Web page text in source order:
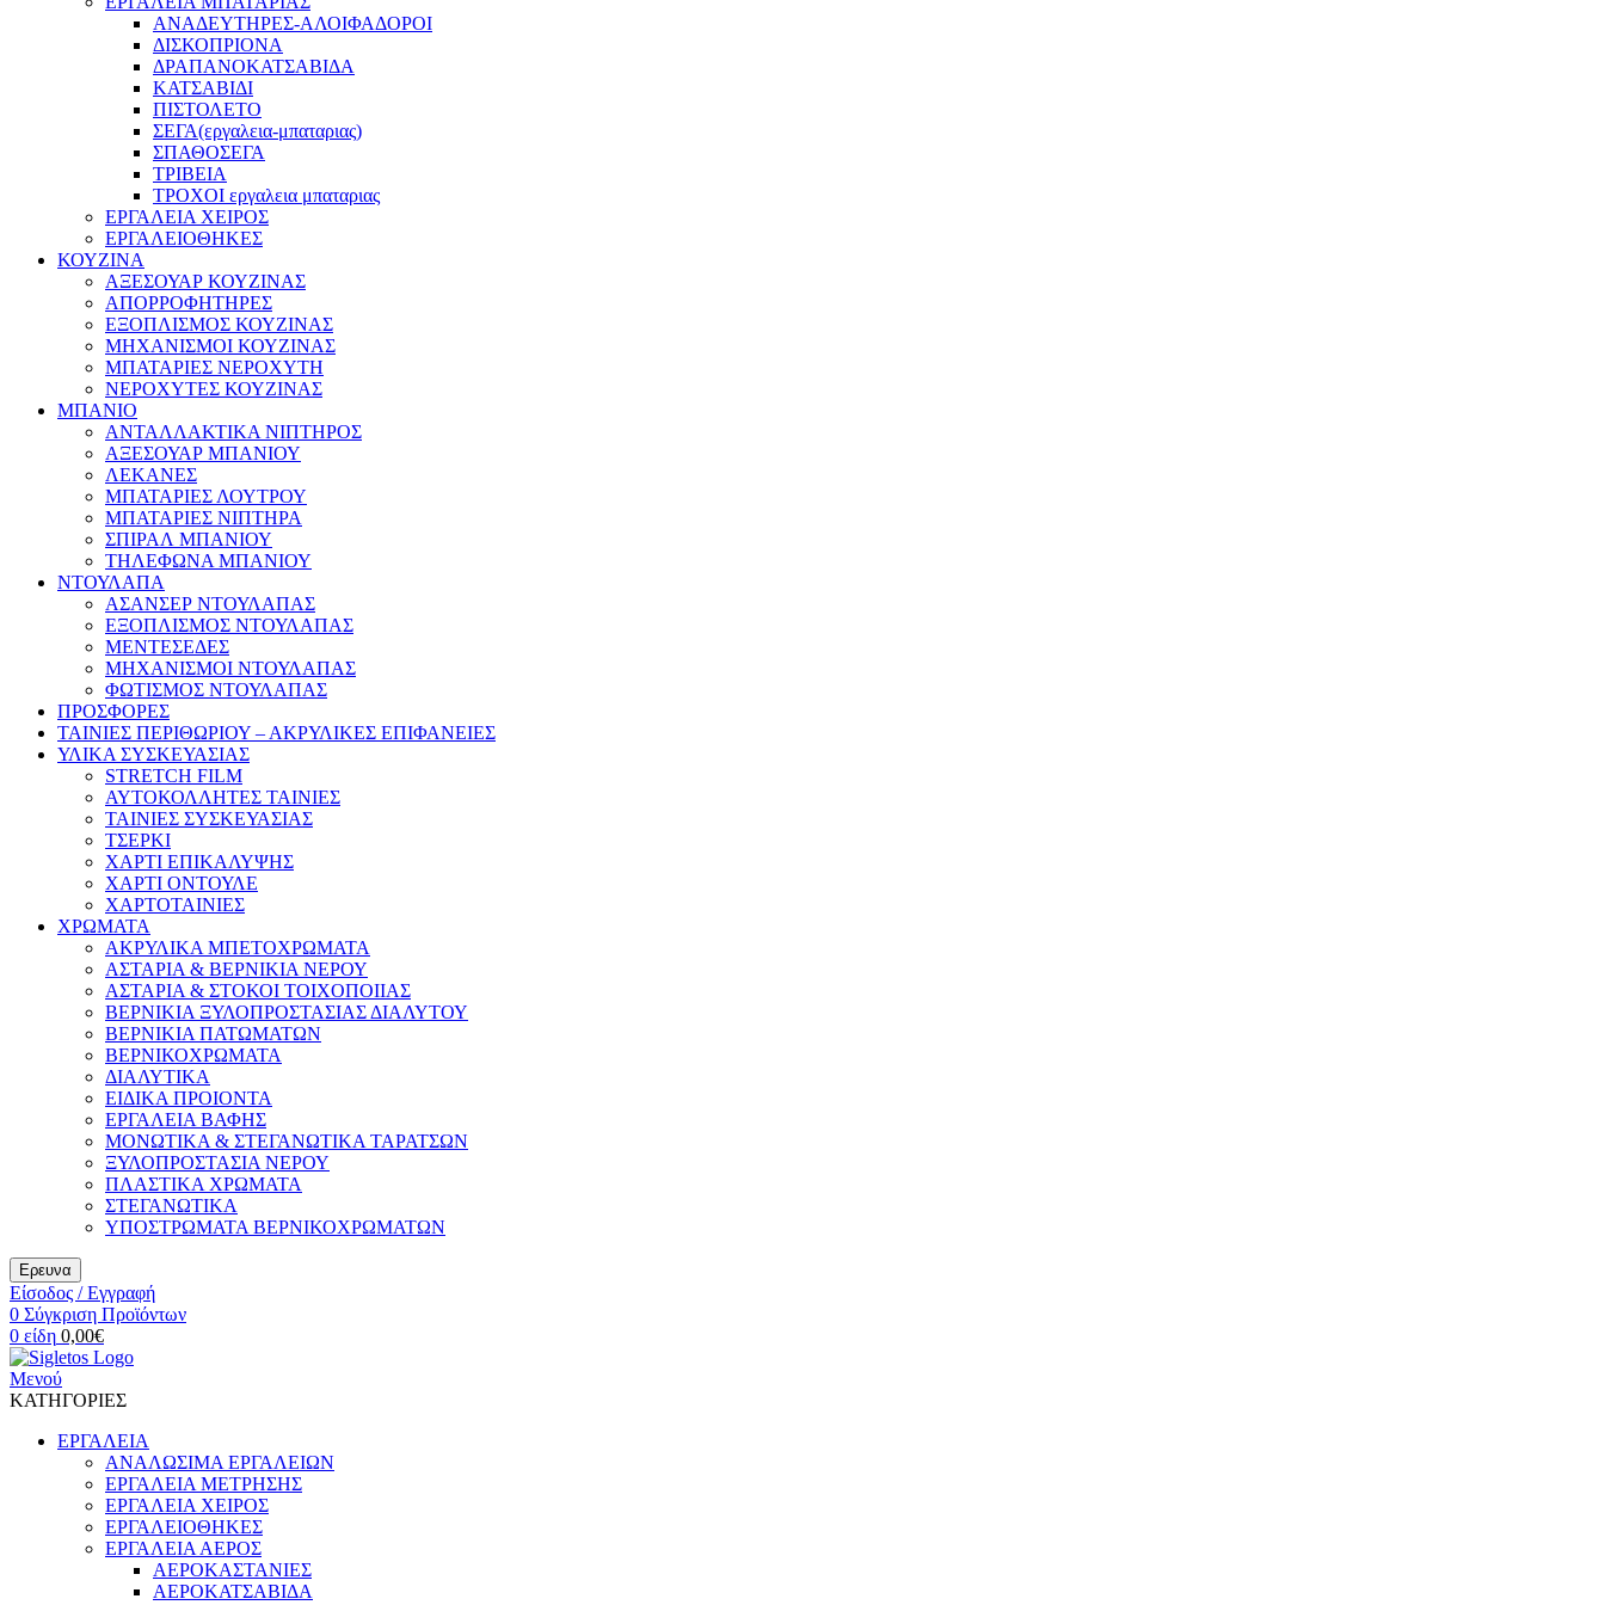
ΑΝΑΔΕΥΤΗΡΕΣ-ΑΛΟΙΦΑΔΟΡΟΙ
ΔΙΣΚΟΠΡΙΟΝΑ
ΔΡΑΠΑΝΟΚΑΤΣΑΒΙΔΑ
ΚΑΤΣΑΒΙΔΙ
ΠΙΣΤΟΛΕΤΟ
ΣΕΓΑ(εργαλεια-μπαταριας)
ΣΠΑΘΟΣΕΓΑ
ΤΡΙΒΕΙΑ
ΤΡΟΧΟΙ εργαλεια μπαταριας
ΕΡΓΑΛΕΙΑ ΧΕΙΡΟΣ
ΕΡΓΑΛΕΙΟΘΗΚΕΣ
ΚΟΥΖΙΝΑ
ΑΞΕΣΟΥΑΡ ΚΟΥΖΙΝΑΣ
ΑΠΟΡΡΟΦΗΤΗΡΕΣ
ΕΞΟΠΛΙΣΜΟΣ ΚΟΥΖΙΝΑΣ
ΜΗΧΑΝΙΣΜΟΙ ΚΟΥΖΙΝΑΣ
ΜΠΑΤΑΡΙΕΣ ΝΕΡΟΧΥΤΗ
ΝΕΡΟΧΥΤΕΣ ΚΟΥΖΙΝΑΣ
ΜΠΑΝΙΟ
ΑΝΤΑΛΛΑΚΤΙΚΑ ΝΙΠΤΗΡΟΣ
ΑΞΕΣΟΥΑΡ ΜΠΑΝΙΟΥ
ΛΕΚΑΝΕΣ
ΜΠΑΤΑΡΙΕΣ ΛΟΥΤΡΟΥ
ΜΠΑΤΑΡΙΕΣ ΝΙΠΤΗΡΑ
ΣΠΙΡΑΛ ΜΠΑΝΙΟΥ
ΤΗΛΕΦΩΝΑ ΜΠΑΝΙΟΥ
ΝΤΟΥΛΑΠΑ
ΑΣΑΝΣΕΡ ΝΤΟΥΛΑΠΑΣ
ΕΞΟΠΛΙΣΜΟΣ ΝΤΟΥΛΑΠΑΣ
ΜΕΝΤΕΣΕΔΕΣ
ΜΗΧΑΝΙΣΜΟΙ ΝΤΟΥΛΑΠΑΣ
ΦΩΤΙΣΜΟΣ ΝΤΟΥΛΑΠΑΣ
ΠΡΟΣΦΟΡΕΣ
ΤΑΙΝΙΕΣ ΠΕΡΙΘΩΡΙΟΥ – ΑΚΡΥΛΙΚΕΣ ΕΠΙΦΑΝΕΙΕΣ
ΥΛΙΚΑ ΣΥΣΚΕΥΑΣΙΑΣ
STRETCH FILM
ΑΥΤΟΚΟΛΛΗΤΕΣ ΤΑΙΝΙΕΣ
ΤΑΙΝΙΕΣ ΣΥΣΚΕΥΑΣΙΑΣ
ΤΣΕΡΚΙ
ΧΑΡΤΙ ΕΠΙΚΑΛΥΨΗΣ
ΧΑΡΤΙ ΟΝΤΟΥΛΕ
ΧΑΡΤΟΤΑΙΝΙΕΣ
ΧΡΩΜΑΤΑ
ΑΚΡΥΛΙΚΑ ΜΠΕΤΟΧΡΩΜΑΤΑ
ΑΣΤΑΡΙΑ & ΒΕΡΝΙΚΙΑ ΝΕΡΟΥ
ΑΣΤΑΡΙΑ & ΣΤΟΚΟΙ ΤΟΙΧΟΠΟΙΙΑΣ
ΒΕΡΝΙΚΙΑ ΞΥΛΟΠΡΟΣΤΑΣΙΑΣ ΔΙΑΛΥΤΟΥ
ΒΕΡΝΙΚΙΑ ΠΑΤΩΜΑΤΩΝ
ΒΕΡΝΙΚΟΧΡΩΜΑΤΑ
ΔΙΑΛΥΤΙΚΑ
ΕΙΔΙΚΑ ΠΡΟΙΟΝΤΑ
ΕΡΓΑΛΕΙΑ ΒΑΦΗΣ
ΜΟΝΩΤΙΚΑ & ΣΤΕΓΑΝΩΤΙΚΑ ΤΑΡΑΤΣΩΝ
ΞΥΛΟΠΡΟΣΤΑΣΙΑ ΝΕΡΟΥ
ΠΛΑΣΤΙΚΑ ΧΡΩΜΑΤΑ
ΣΤΕΓΑΝΩΤΙΚΑ
ΥΠΟΣΤΡΩΜΑΤΑ ΒΕΡΝΙΚΟΧΡΩΜΑΤΩΝ
Ερευνα
Είσοδος / Εγγραφή
0 Σύγκριση Προϊόντων
0 είδη 0,00€
Μενού
ΚΑΤΗΓΟΡΙΕΣ
ΕΡΓΑΛΕΙΑ
ΑΝΑΛΩΣΙΜΑ ΕΡΓΑΛΕΙΩΝ
ΕΡΓΑΛΕΙΑ ΜΕΤΡΗΣΗΣ
ΕΡΓΑΛΕΙΑ ΧΕΙΡΟΣ
ΕΡΓΑΛΕΙΟΘΗΚΕΣ
ΕΡΓΑΛΕΙΑ ΑΕΡΟΣ
ΑΕΡΟΚΑΣΤΑΝΙΕΣ
ΑΕΡΟΚΑΤΣΑΒΙΔΑ